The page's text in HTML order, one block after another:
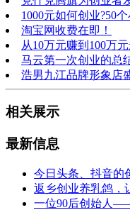
1000元如何创业?50
淘宝网收费在即！
从10万元赚到100万
马云第一次创业的总
浩男九江品牌形象店
相关展示
最新信息
今日头条、抖音的
返乡创业养乳鸽，
一位90后创始人